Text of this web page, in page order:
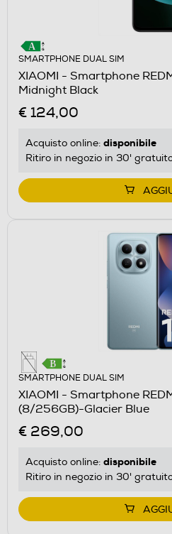
SMARTPHONE DUAL SIM
XIAOMI - Smartphone
Midnight Black
€ 124,00
Acquisto online: disponibile
Ritiro in negozio in 30'
SMARTPHONE DUAL SIM
XIAOMI - Smartphone
(8/256GB)-Glacier Blue
€ 269,00
Acquisto online: disponibile
Ritiro in negozio in 30'